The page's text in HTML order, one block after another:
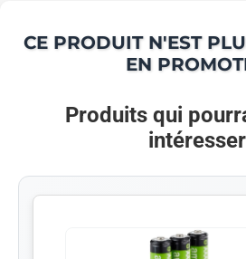
CE PRODUIT N'EST
EN
Produits qui